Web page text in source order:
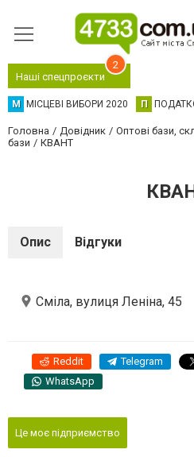
Наші спецпроєкти
2
М МІСЦЕВІ ВИБОРИ 2020 П
Головна Довідник Оптові бази,
бази
КВАНТ
Опис Відгуки
Сміла, вулиця Леніна, 45
Reddit Telegram
WhatsApp
Це моє підприємство